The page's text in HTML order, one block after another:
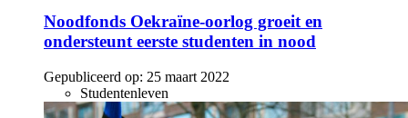
Noodfonds Oekraïne-oorlog groeit en
ondersteunt eerste studenten in nood
Gepubliceerd op: 25 maart 2022
Studentenleven